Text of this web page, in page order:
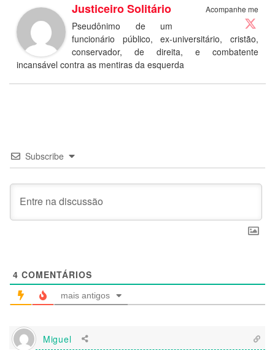
Acompanhe me
Justiceiro Solitário
Pseudônimo de um
funcionário público, ex-universitário, cristão,
conservador, de direita, e combatente
incansável contra as mentiras da esquerda
Subscribe
4 COMENTÁRIOS
mais antigos
Miguel